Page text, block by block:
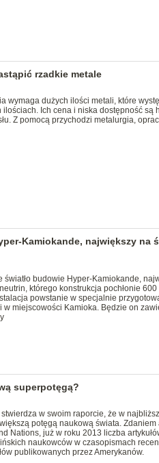
rzadkie metale
wymaga dużych ilości metali, które
Ich cena i niska dostępność są
Z pomocą przychodzi metalurgia,
Kamiokande, największy na
światło budowie Hyper-Kamiokande,
którego konstrukcja pochłonie
powstanie w specjalnie
miejscowości Kamioka. Będzie on
superpotęgą?
w swoim raporcie, że w
potęgą naukową świata. Zdaniem
Nations, już w roku 2013 liczba
naukowców w czasopismach
publikowanych przez Amerykanów.